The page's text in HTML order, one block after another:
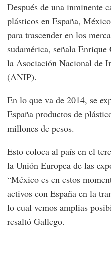
Después de una inminente
plásticos en España,
para trascender en los
sudamérica, señala
la Asociación Nacional de
(ANIP).
En lo que va de 2014, se
España productos de
millones de pesos.
Esto coloca al país en el
la Unión Europea de las
“México es en estos
activos con España en la
lo cual vemos amplias
resaltó Gallego.